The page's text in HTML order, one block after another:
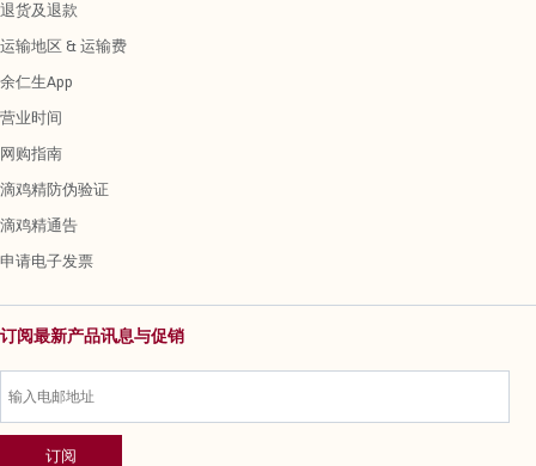
退货及退款
运输地区 & 运输费
余仁生App
营业时间
网购指南
滴鸡精防伪验证
滴鸡精通告
申请电子发票
订阅最新产品讯息与促销